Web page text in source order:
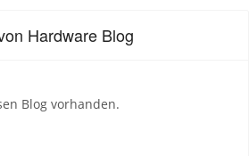
Hardware Blog
Blog vorhanden.